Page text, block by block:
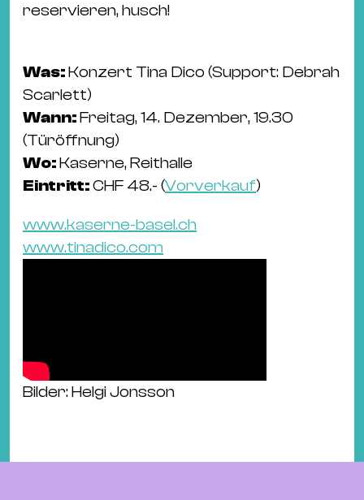
reservieren, husch!
Was:Konzert Tina Dico (Support: Debrah
Scarlett)
Wann:Freitag, 14. Dezember, 19.30
(Türöffnung)
Wo:Kaserne, Reithalle
Eintritt:CHF 48.- (Vorverkauf)
www.kaserne-basel.ch
www.tinadico.com
Bilder: Helgi Jonsson